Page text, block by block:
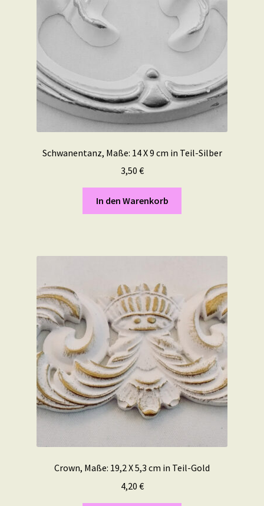
Schwanentanz, Maße: 14 X 9 cm in Teil-Silber
3,50 €
In den Warenkorb
Crown, Maße: 19,2 X 5,3 cm in Teil-Gold
4,20 €